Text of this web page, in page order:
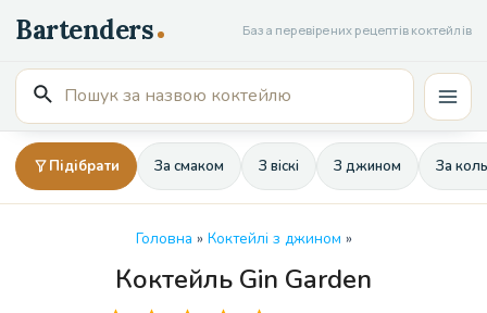
до
вмісту
База перевірених рецептів коктейлів
Пошук
для:
Підібрати За смаком З віскі З джином За
Головна » Коктейлі з джином »
Коктейль Gin Garden
Кількість